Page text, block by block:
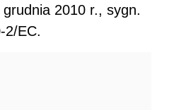
2010 r., sygn.
2/EC.